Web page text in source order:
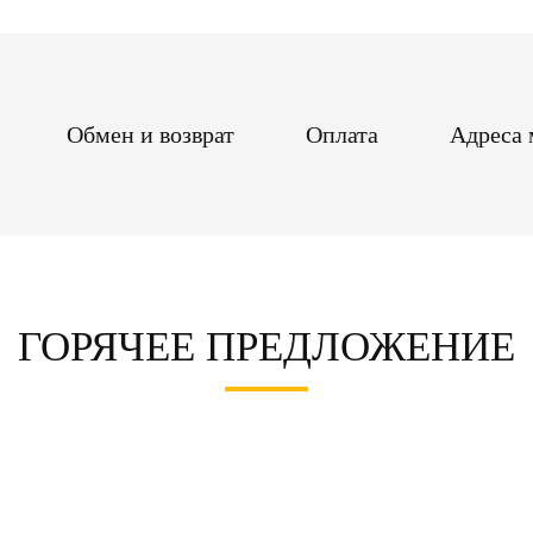
Обмен и возврат Оплата Адреса
ГОРЯЧЕЕ ПРЕДЛОЖЕНИЕ